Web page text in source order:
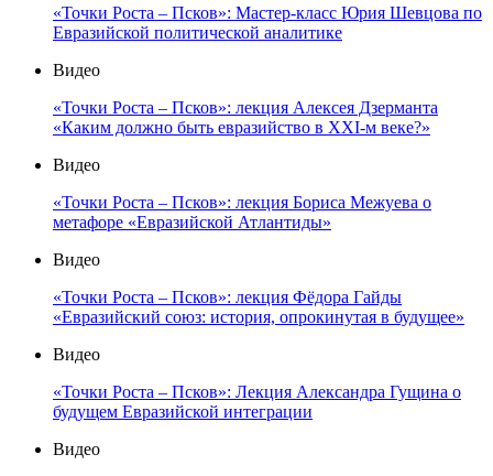
«Точки Роста – Псков»: Мастер-класс Юрия Шевцова по
Евразийской политической аналитике
Видео
«Точки Роста – Псков»: лекция Алексея Дзерманта
«Каким должно быть евразийство в XXI-м веке?»
Видео
«Точки Роста – Псков»: лекция Бориса Межуева о
метафоре «Евразийской Атлантиды»
Видео
«Точки Роста – Псков»: лекция Фёдора Гайды
«Евразийский союз: история, опрокинутая в будущее»
Видео
«Точки Роста – Псков»: Лекция Александра Гущина о
будущем Евразийской интеграции
Видео